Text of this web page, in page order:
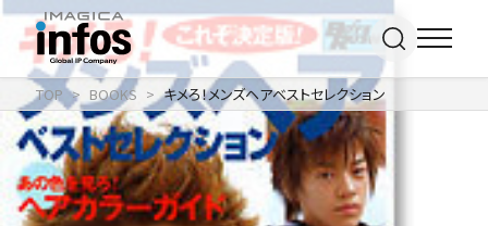
IP / MEDIA
TOP BOOKS キメろ！メンズヘアベストセレクション